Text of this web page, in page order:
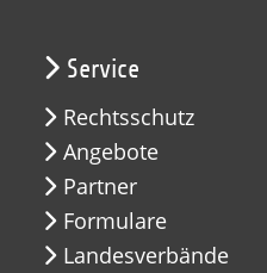
Service
Rechtsschutz
Angebote
Partner
Formulare
Landesverbände